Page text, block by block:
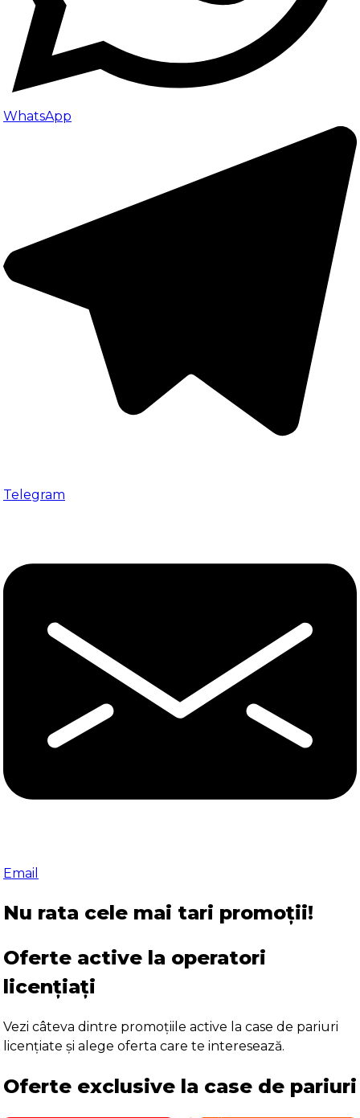
WhatsApp
Telegram
Email
Nu rata cele mai tari promoții!
Oferte active la operatori
licențiați
Vezi câteva dintre promoțiile active la case de pariuri
licențiate și alege oferta care te interesează.
Oferte exclusive la case de pariuri